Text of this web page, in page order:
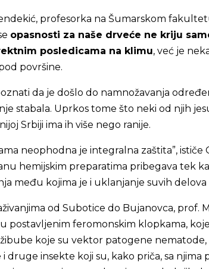
profesorka na Šumarskom
opasnosti za naše drveće ne kriju
posledicama na klimu, već je
površine.
da je došlo do namnožavanja
stabala. Uprkos tome što neki od njih
Srbiji ima ih više nego ranije.
neophodna je integralna zaštita”, ističe
hemijskim preparatima pribegava tek
među kojima je i uklanjanje suvih delova
od Subotice do Bujanovca, prof.
postavljenim feromonskim klopkama,
koje su vektor patogene
i druge insekte koji su, kako priča, sa njima